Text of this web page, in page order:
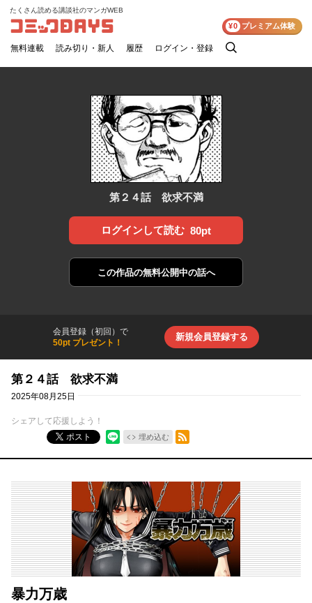
コミックDAYS
たくさん読める講談社のマンガWEB
無料連載 読み切り・新人 履歴 ログイン・登録
検
¥0 プレミアム体験
第２４話 欲求不満
ログインして読む 80pt
この作品の無料公開中の話へ
会員登録（初回）で
50pt プレゼント！
新規会員登録する
第２４話 欲求不満
2025年08月25日
シェアして応援しよう！
ポスト
埋め込む
RSSフィード
暴力万歳